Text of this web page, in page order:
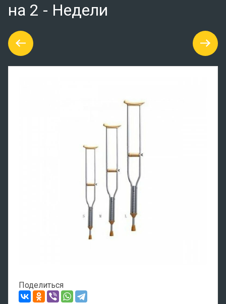
на 2 - Недели
Поделиться